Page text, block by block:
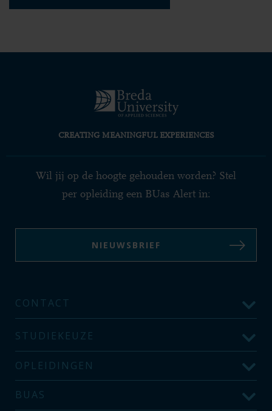
CREATING MEANINGFUL EXPERIENCES
Wil jij op de hoogte gehouden worden? Stel
per opleiding een BUas Alert in:
NIEUWSBRIEF
CONTACT
STUDIEKEUZE
OPLEIDINGEN
BUAS